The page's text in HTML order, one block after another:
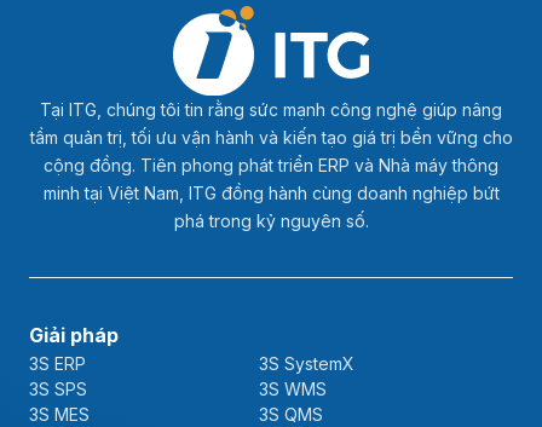
Tại ITG, chúng tôi tin rằng sức mạnh công nghệ giúp nâng
tầm quản trị, tối ưu vận hành và kiến tạo giá trị bền vững cho
cộng đồng. Tiên phong phát triển ERP và Nhà máy thông
minh tại Việt Nam, ITG đồng hành cùng doanh nghiệp bứt
phá trong kỷ nguyên số.
Giải pháp
3S ERP
3S SystemX
3S SPS
3S WMS
3S MES
3S QMS